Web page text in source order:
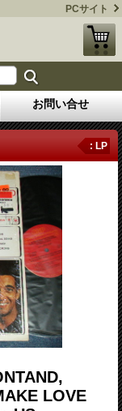
PCサイト
お問い合せ
: LP
LOVE